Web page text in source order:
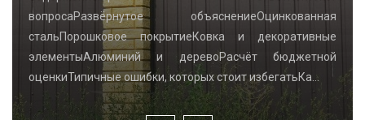
вопросаРазвёрнутое объяснениеОцинкованная
стальПорошковое покрытиеКовка и декоративные
элементыАлюминий и деревоРасчёт бюджетной
оценкиТипичные ошибки, которых стоит избегатьКа…